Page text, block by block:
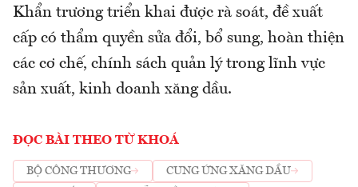
Khẩn trương triển khai được rà soát, đề xuất
cấp có thẩm quyền sửa đổi, bổ sung, hoàn thiện
các cơ chế, chính sách quản lý trong lĩnh vực
sản xuất, kinh doanh xăng dầu.
ĐỌC BÀI THEO TỪ KHOÁ
BỘ CÔNG THƯƠNG
CUNG ỨNG XĂNG DẦU